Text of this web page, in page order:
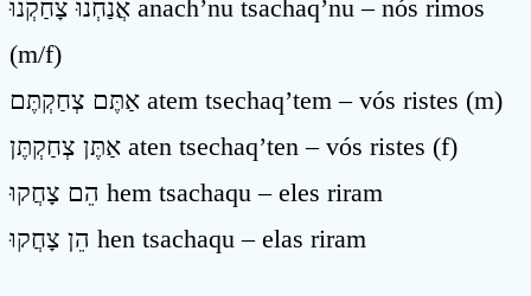
אֲנַחְנוּ צָחַקְנוּ anach’nu tsachaq’nu – nós rimos
(m/f)
אַתֶּם צְחַקְתֶּם atem tsechaq’tem – vós ristes (m)
אַתֶּן צְחַקְתֶּן aten tsechaq’ten – vós ristes (f)
הֵם צָחֲקוּ hem tsachaqu – eles riram
הֵן צָחֲקוּ hen tsachaqu – elas riram